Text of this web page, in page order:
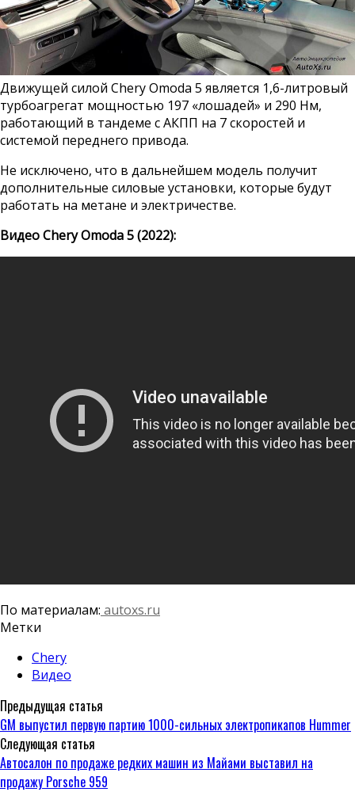
Движущей силой Chery Omoda 5 является 1,6-литровый
турбоагрегат мощностью 197 «лошадей» и 290 Нм,
работающий в тандеме с АКПП на 7 скоростей и
системой переднего привода.
Не исключено, что в дальнейшем модель получит
дополнительные силовые установки, которые будут
работать на метане и электричестве.
Видео Chery Omoda 5 (2022):
По материалам: autoxs.ru
Метки
Chery
Видео
Предыдущая статья
GM выпустил первую партию 1000-сильных электропикапов Hummer
Следующая статья
Автосалон по продаже редких машин из Майами выставил на
продажу Porsche 959